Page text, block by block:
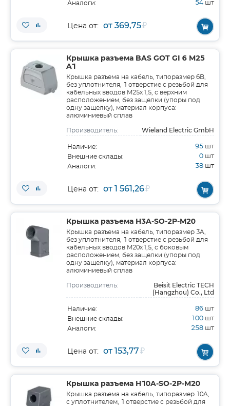
Аналоги: 54 шт
Цена от: от 369,75₽
Крышка разъема BAS GOT GI 6 M25
A1
Крышка разъема на кабель, типоразмер 6B,
без уплотнителя, 1 отверстие с резьбой для
кабельных вводов M25x1,5, с верхним
расположением, без защелки (упоры под
одну защелку), материал корпуса:
алюминиевый сплав
Производитель: Wieland Electric GmbH
Наличие: 95 шт
Внешние склады: 0 шт
Аналоги: 38 шт
Цена от: от 1 561,26₽
Крышка разъема H3A-SO-2P-M20
Крышка разъема на кабель, типоразмер 3A,
без уплотнителя, 1 отверстие с резьбой для
кабельных вводов M20x1,5, с боковым
расположением, без защелки (упоры под
одну защелку), материал корпуса:
алюминиевый сплав
Производитель:
Beisit Electric TECH
(Hangzhou) Co., Ltd
Наличие: 86 шт
Внешние склады: 100 шт
Аналоги: 258 шт
Цена от: от 153,77₽
Крышка разъема H10A-SO-2P-M20
Крышка разъема на кабель, типоразмер 10A,
с уплотнителем, 1 отверстие с резьбой для